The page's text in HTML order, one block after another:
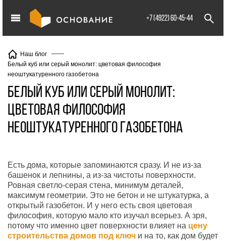
info@XXX.ru
+7 (4922) 60-45-44
Наш блог
Белый куб или серый монолит: цветовая философия
неоштукатуренного газобетона
Белый куб или серый монолит:
цветовая философия
неоштукатуренного газобетона
Есть дома, которые запоминаются сразу. И не из-за
башенок и лепнины, а из-за чистоты поверхности.
Ровная светло-серая стена, минимум деталей,
максимум геометрии. Это не бетон и не штукатурка, а
открытый газобетон. И у него есть своя цветовая
философия, которую мало кто изучал всерьез. А зря,
потому что именно цвет поверхности влияет на цену
строительства домов под ключ и на то, как дом будет